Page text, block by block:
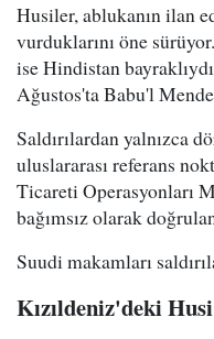
Husiler, ablukanın ilan
vurduklarını öne
ise Hindistan
Ağustos'ta Babu'l
Saldırılardan yalnızca
uluslararası referans
Ticareti Operasyonları
bağımsız olarak
Suudi makamları
Kızıldeniz'deki